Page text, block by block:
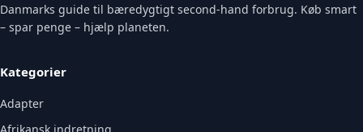
Danmarks guide til bæredygtigt second-hand forbrug. Køb smart
– spar penge – hjælp planeten.
Kategorier
Adapter